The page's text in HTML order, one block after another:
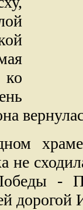
не
-